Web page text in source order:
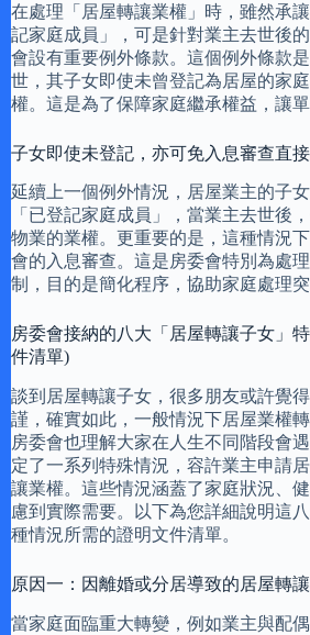
在處理「居屋轉讓業權」時，雖然承
記家庭成員」，可是針對業主去世後
會設有重要例外條款。這個例外條款
世，其子女即使未曾登記為居屋的家
權。這是為了保障家庭繼承權益，讓單
子女即使未登記，亦可免入息審查直
延續上一個例外情況，居屋業主的子
「已登記家庭成員」，當業主去世後
物業的業權。更重要的是，這種情況
會的入息審查。這是房委會特別為處
制，目的是簡化程序，協助家庭處理突
房委會接納的八大「居屋轉讓子女」
件清單)
談到居屋轉讓子女，很多朋友或許覺
謹，確實如此，一般情況下居屋業權
房委會也理解大家在人生不同階段會
定了一系列特殊情況，容許業主申請
讓業權。這些情況涵蓋了家庭狀況、
慮到實際需要。以下為您詳細說明這
種情況所需的證明文件清單。
原因一：因離婚或分居導致的居屋轉
當家庭面臨重大轉變，例如業主與配